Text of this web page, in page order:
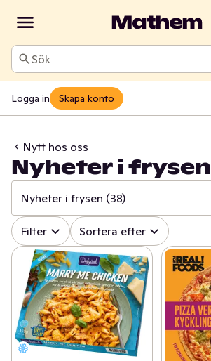
Sök
Logga in Skapa konto
Nytt hos oss
Nyheter i frysen
Nyheter i frysen (38)
✓ Alla (522)
Äntligen på hyllan! (34)
✓ Grillnyheter (64)
✓ Nyheter inom godis (24)
✓ Nyheter från Dole (7)
Filter Sortera efter